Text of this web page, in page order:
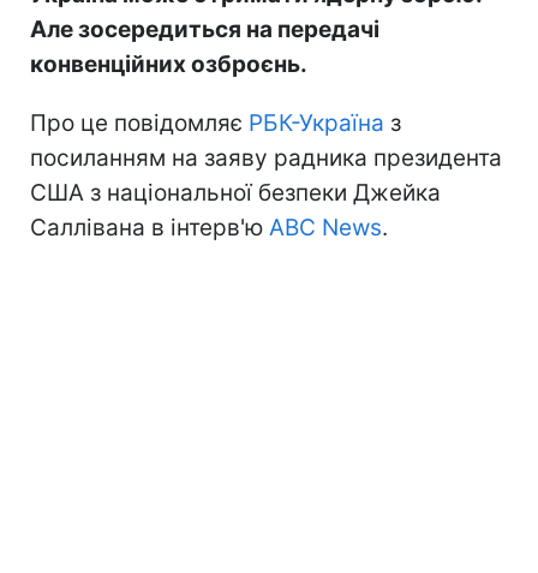
Але зосередиться на передачі
конвенційних озброєнь.
Про це повідомляє РБК-Україна з
посиланням на заяву радника президента
США з національної безпеки Джейка
Саллівана в інтерв'ю ABC News.